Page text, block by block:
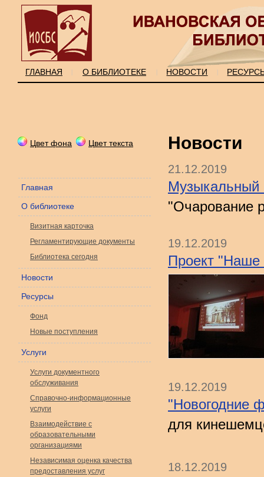
ГЛАВНАЯ О БИБЛИОТЕКЕ НОВОСТИ
Цвет фона Цвет текста
Главная
О библиотеке
Визитная карточка
Регламентирующие документы
Библиотека сегодня
Новости
Ресурсы
Фонд
Новые поступления
Услуги
Услуги документного
обслуживания
Справочно-информационные
услуги
Взаимодействие с
образовательными
организациями
Независимая оценка качества
предоставления услуг
Новости
21.12.2019
Музыкальный
"Очарование
19.12.2019
Проект "Наше
19.12.2019
"Новогодние
для
18.12.2019